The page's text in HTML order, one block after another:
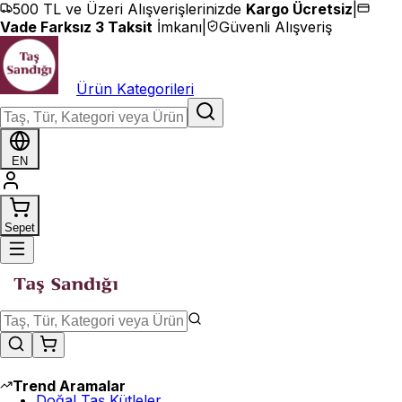
İçeriğe geç
500 TL ve Üzeri Alışverişlerinizde Kargo Ücretsiz
Vade Farksız 3 Taksit İmkanı Güvenli Alışveriş
Ürün Kategorileri
EN
Sepet
Trend Aramalar